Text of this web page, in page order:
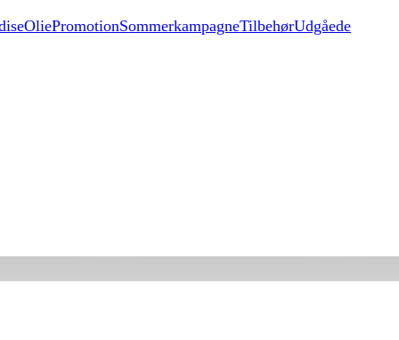
OliePromotionSommerkampagneTilbehørUdgåede